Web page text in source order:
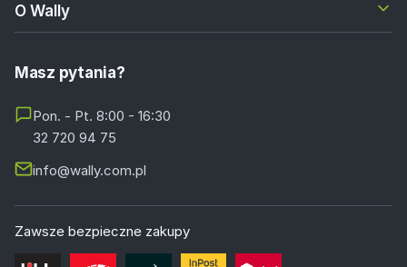
O Wally
Masz pytania?
Pon. - Pt. 8:00 - 16:30
32 720 94 75
info@wally.com.pl
Zawsze bezpieczne zakupy